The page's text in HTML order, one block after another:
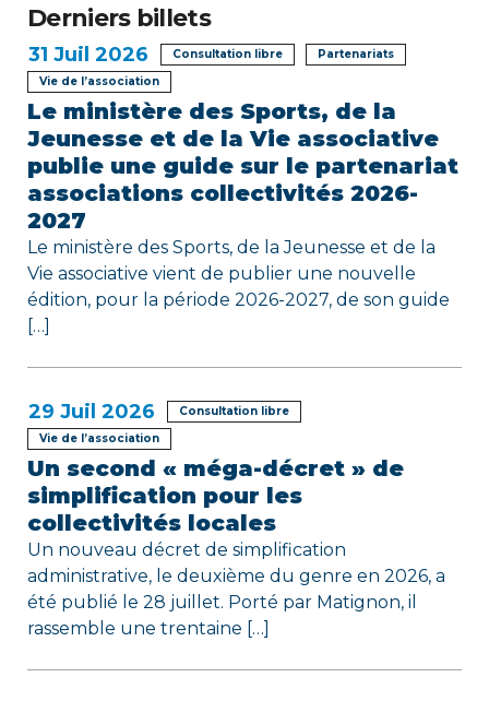
e
l
’
a
r
t
i
c
l
e
Derniers billets
31 Juil 2026 Consultation libre
Partenariats
Vie de l’association
Le ministère des Sports, de la
Jeunesse et de la Vie associative
publie une guide sur le partenariat
associations collectivités 2026-
2027
Le ministère des Sports, de la Jeunesse et de la
Vie associative vient de publier une nouvelle
édition, pour la période 2026-2027, de son guide
[…]
29 Juil 2026
Consultation libre
Vie de l’association
Un second « méga-décret » de
simplification pour les
collectivités locales
Un nouveau décret de simplification
administrative, le deuxième du genre en 2026, a
été publié le 28 juillet. Porté par Matignon, il
rassemble une trentaine […]